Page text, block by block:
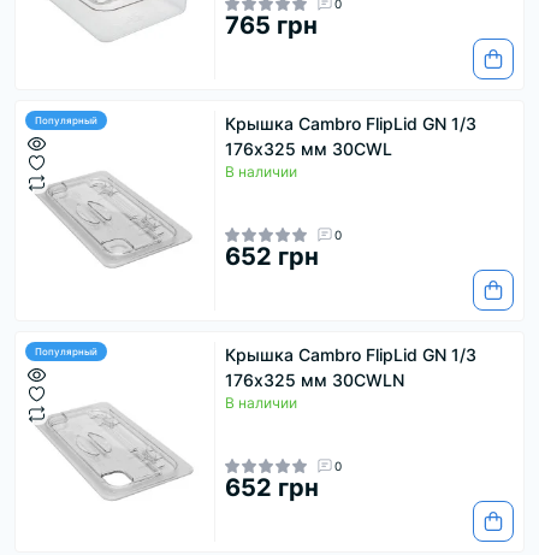
0
765 грн
Популярный
Крышка Cambro FlipLid GN 1/3
176х325 мм 30CWL
В наличии
0
652 грн
Популярный
Крышка Cambro FlipLid GN 1/3
176х325 мм 30CWLN
В наличии
0
652 грн